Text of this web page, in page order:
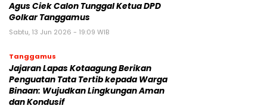
Agus Ciek Calon Tunggal Ketua DPD
Golkar Tanggamus
Sabtu, 13 Jun 2026 - 19:09 WIB
Tanggamus
Jajaran Lapas Kotaagung Berikan
Penguatan Tata Tertib kepada Warga
Binaan: Wujudkan Lingkungan Aman
dan Kondusif